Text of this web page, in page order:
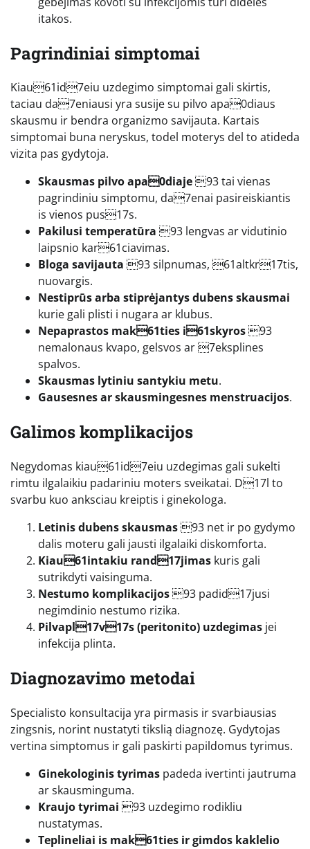
itakos.
Pagrindiniai simptomai
Kiau61id7eiu uzdegimo simptomai gali skirtis,
taciau da7eniausi yra susije su pilvo apa0diaus
skausmu ir bendra organizmo savijauta. Kartais
simptomai buna neryskus, todel moterys del to atideda
vizita pas gydytoja.
Skausmas pilvo apa0diaje93 tai vienas
pagrindiniu simptomu, da7enai pasireiskiantis
is vienos pus17s.
Pakilusi temperatūra 93 lengvas ar vidutinio
laipsnio kar61ciavimas.
Bloga savijauta 93 silpnumas, 61altkr17tis,
nuovargis.
Nestiprūs arba stiprėjantys dubens skausmai
kurie gali plisti i nugara ar klubus.
Nepaprastos mak61ties i61skyros93
nemalonaus kvapo, gelsvos ar 7eksplines
spalvos.
Skausmas lytiniu santykiu metu.
Gausesnes ar skausmingesnes menstruacijos.
Galimos komplikacijos
Negydomas kiau61id7eiu uzdegimas gali sukelti
rimtu ilgalaikiu padariniu moters sveikatai. D17l to
svarbu kuo anksciau kreiptis i ginekologa.
Letinis dubens skausmas93 net ir po gydymo
dalis moteru gali jausti ilgalaiki diskomforta.
Kiau61intakiu rand17jimas kuris gali
sutrikdyti vaisinguma.
Nestumo komplikacijos93 padid17jusi
negimdinio nestumo rizika.
Pilvapl17v17s (peritonito) uzdegimas jei
infekcija plinta.
Diagnozavimo metodai
Specialisto konsultacija yra pirmasis ir svarbiausias
zingsnis, norint nustatyti tikslią diagnozę. Gydytojas
vertina simptomus ir gali paskirti papildomus tyrimus.
Ginekologinis tyrimas padeda ivertinti jautruma
ar skausminguma.
Kraujo tyrimai 93 uzdegimo rodikliu
nustatymas.
Teplineliai is mak61ties ir gimdos kaklelio